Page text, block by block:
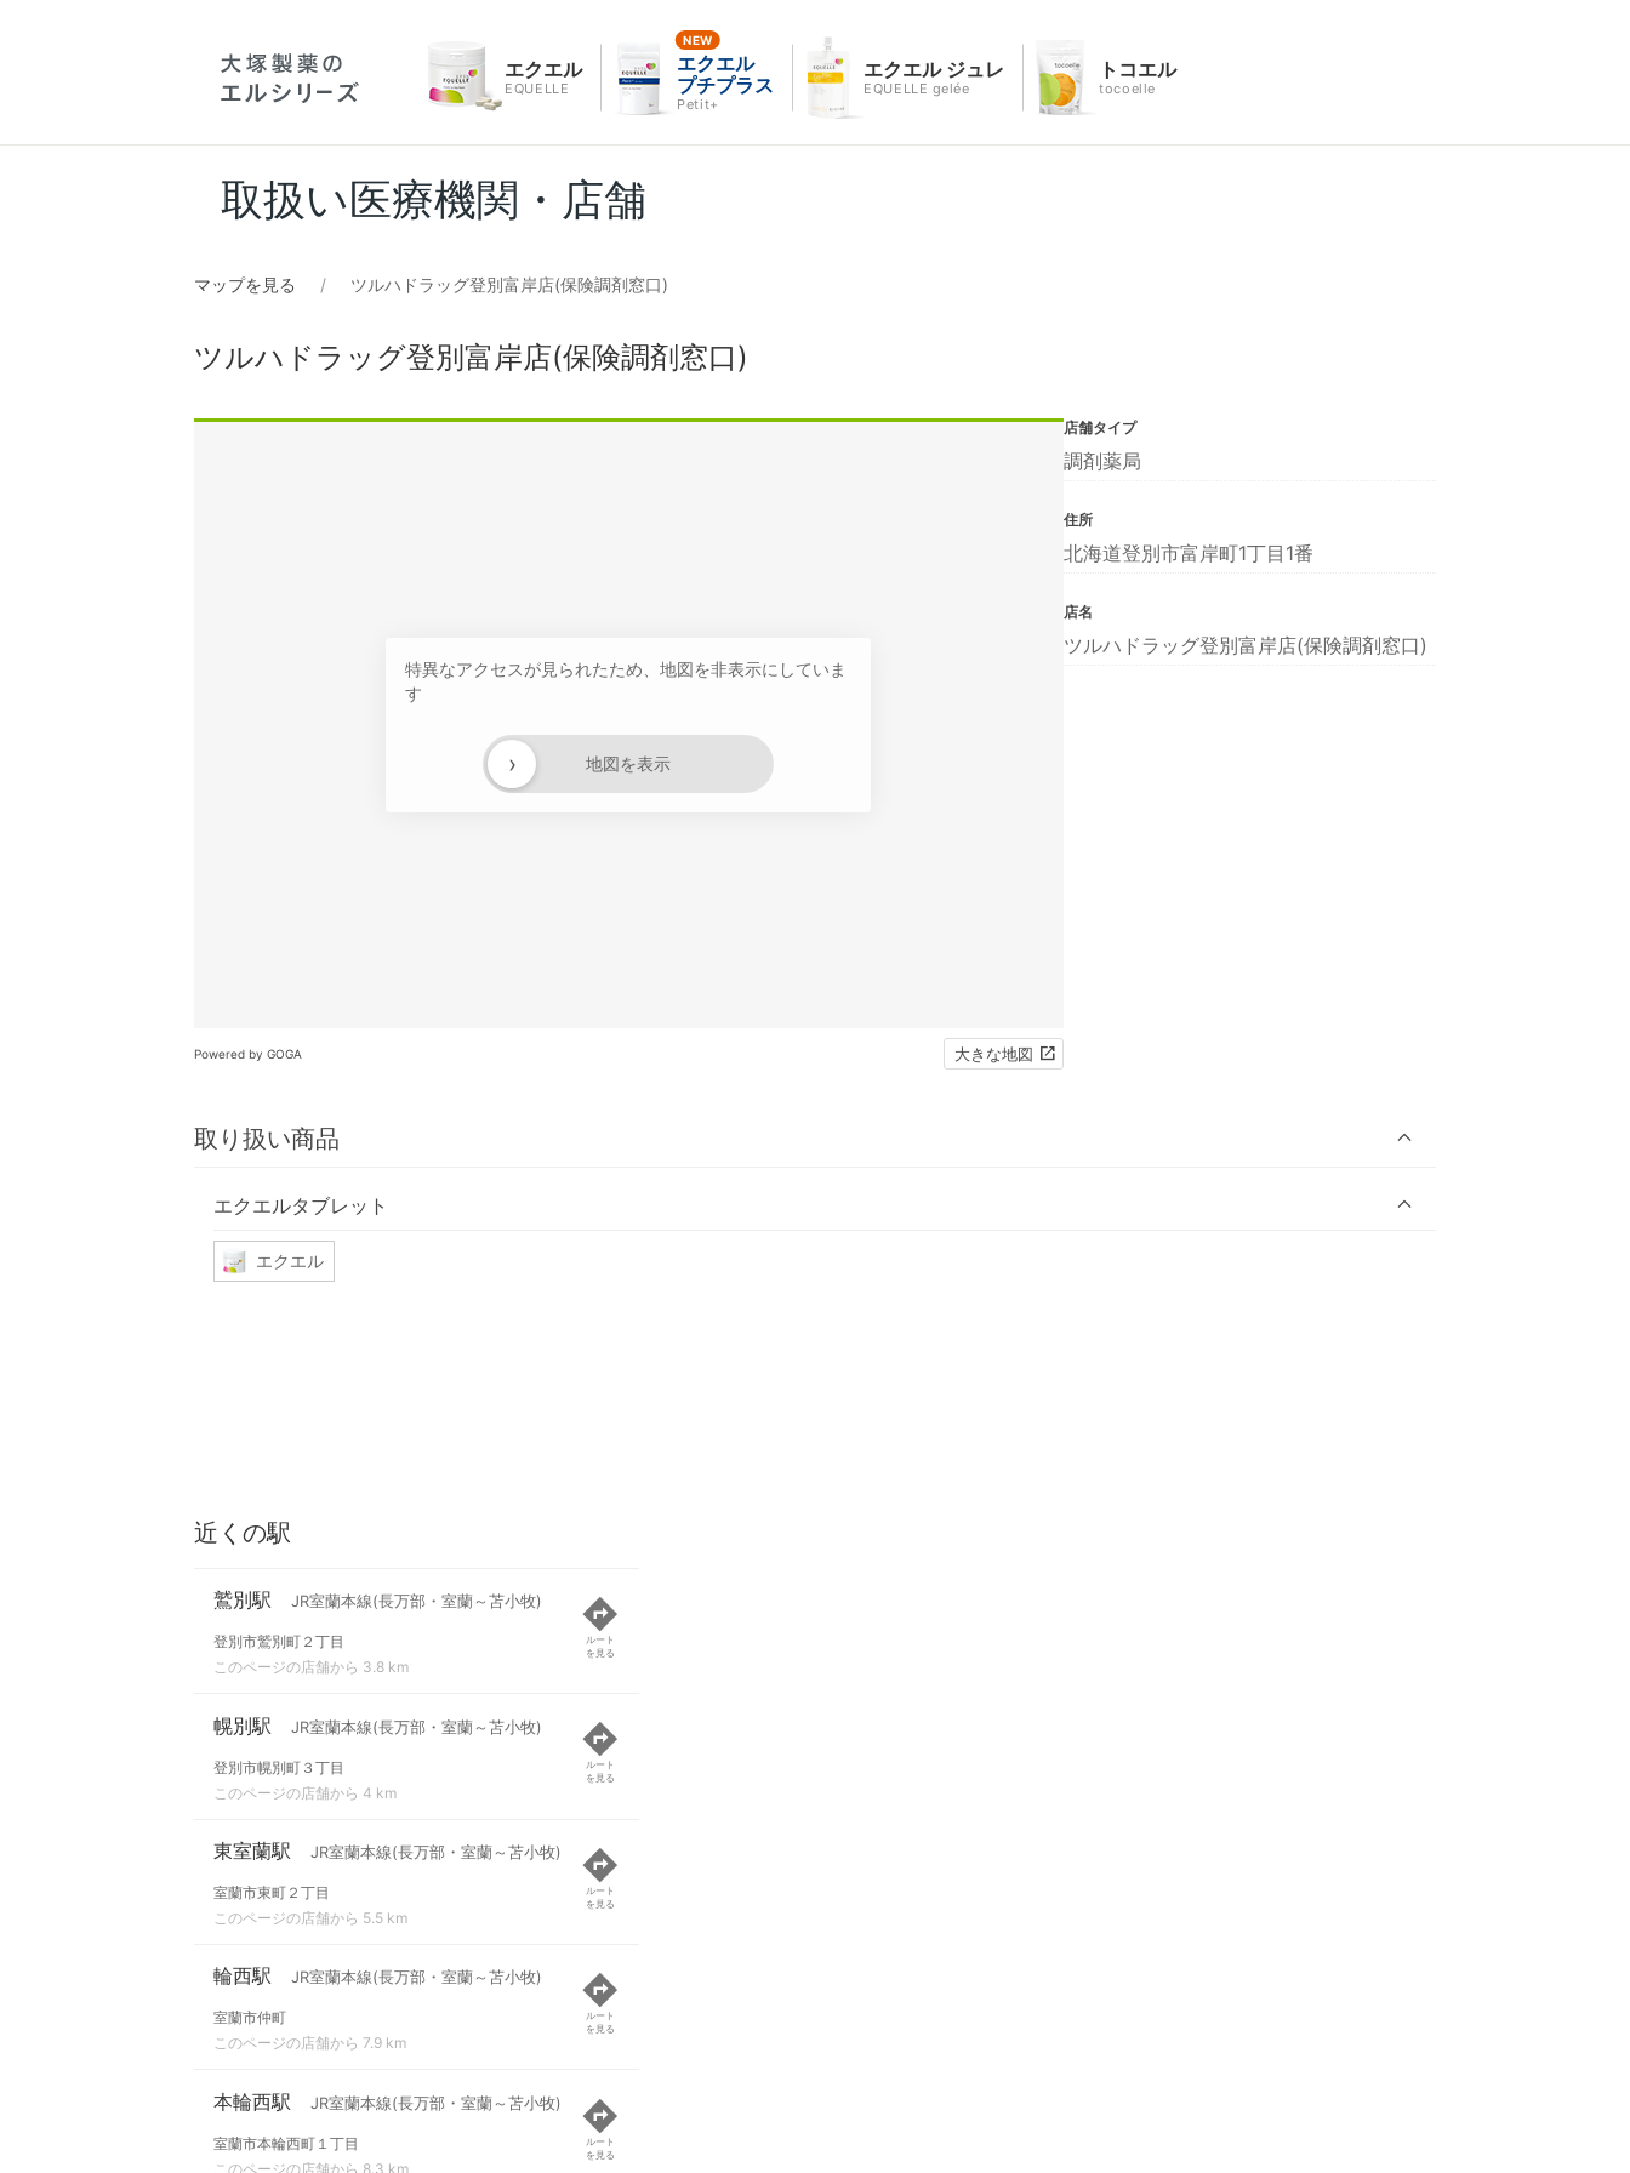
エクエル
EQUELLE
エクエル
プチプラス
Petit+
エクエル ジュレ
EQUELLE gelée
トコエル
tocoelle
取扱い医療機関・店舗
マップを見る ツルハドラッグ登別富岸店(保険調剤窓口)
ツルハドラッグ登別富岸店(保険調剤窓口)
特異なアクセスが見られたため、地図を非表示にしていま
す
地図を表示
›
Powered by GOGA 大きな地図
取り扱い商品
エクエルタブレット
エクエル
店舗タイプ
調剤薬局
住所
北海道登別市富岸町1丁目1番
店名
ツルハドラッグ登別富岸店(保険調剤窓口)
近くの駅
鷲別駅 JR室蘭本線(長万部・室蘭～苫小牧)
登別市鷲別町２丁目
このページの店舗から 3.8 km
ルート
を見る
幌別駅 JR室蘭本線(長万部・室蘭～苫小牧)
登別市幌別町３丁目
このページの店舗から 4 km
ルート
を見る
東室蘭駅 JR室蘭本線(長万部・室蘭～苫小牧)
室蘭市東町２丁目
このページの店舗から 5.5 km
ルート
を見る
輪西駅 JR室蘭本線(長万部・室蘭～苫小牧)
室蘭市仲町
このページの店舗から 7.9 km
ルート
を見る
本輪西駅 JR室蘭本線(長万部・室蘭～苫小牧)
室蘭市本輪西町１丁目
このページの店舗から 8.3 km
ルート
を見る